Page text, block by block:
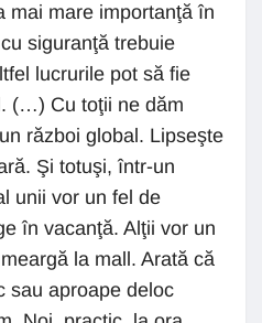
mai mare importanţă în
siguranţă trebuie
lucrurile pot să fie
(…) Cu toţii ne dăm
război global. Lipseşte
Şi totuşi, într-un
unii vor un fel de
în vacanţă. Alţii vor un
la mall. Arată că
sau aproape deloc